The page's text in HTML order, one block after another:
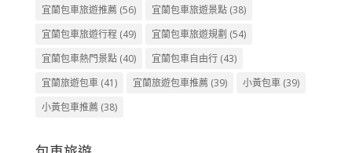
宜蘭包車旅遊推薦(56) 宜蘭包車旅遊景點(38)
宜蘭包車旅遊行程(49) 宜蘭包車旅遊規劃 (54)
宜蘭包車熱門景點(40) 宜蘭包車自由行(43)
宜蘭旅遊包車(41) 宜蘭旅遊包車推薦(39) 小黃包車(39)
小黃包車推薦(38)